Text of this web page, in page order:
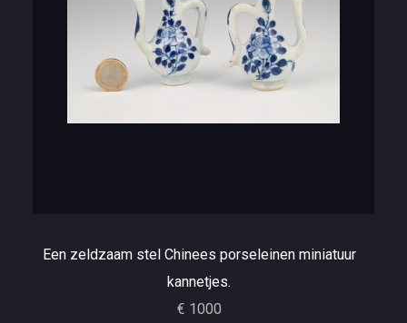
Een zeldzaam stel Chinees porseleinen miniatuur
kannetjes.
€ 1000